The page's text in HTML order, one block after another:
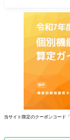
当サイト限定のクーポンコード「